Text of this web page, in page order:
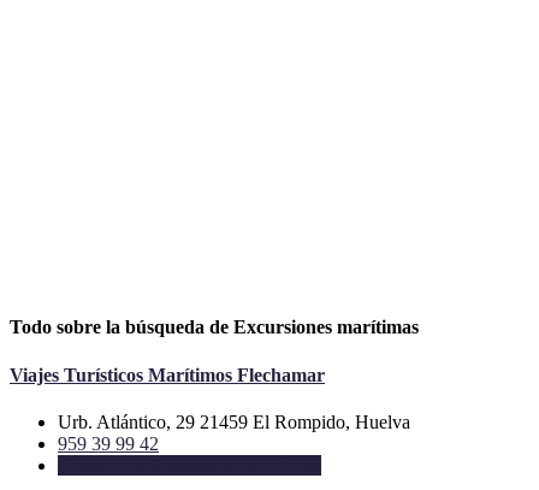
Todo sobre la búsqueda de Excursiones marítimas
Viajes Turísticos Marítimos Flechamar
Urb. Atlántico, 29 21459 El Rompido, Huelva
959 39 99 42